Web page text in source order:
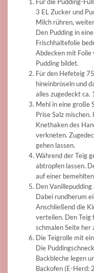
3 EL Zucker und
Milch rühren,
Den Pudding in
Frischhaltefolie
Abdecken mit Folie
Pudding bildet.
Für den Hefeteig
hineinbröseln und
alles zugedeckt ca.
Mehl in eine große
Prise Salz
Knethaken des
verkneten.
gehen lassen.
Während der Teig
abtropfen lassen.
auf einer
Den
Dabei rundherum
Anschließend die
verteilen. Den Teig
schmalen Seite her
Die Teigrolle mit
Die
Backbleche legen
Backofen (E-Herd: